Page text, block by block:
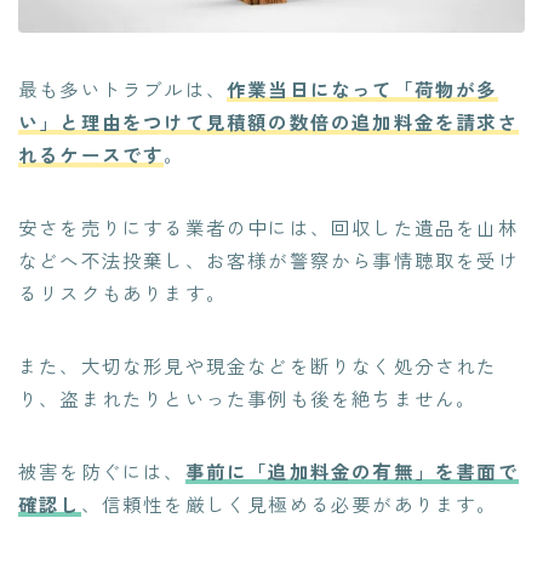
最も多いトラブルは、 作業当日になって「荷物が多
い」と理由をつけて見積額の数倍の追加料金を請求さ
れるケースです。
安さを売りにする業者の中には、回収した遺品を山林
などへ不法投棄し、お客様が警察から事情聴取を受け
るリスクもあります。
また、大切な形見や現金などを断りなく処分された
り、盗まれたりといった事例も後を絶ちません。
被害を防ぐには、 事前に「追加料金の有無」を書面で
確認し 、信頼性を厳しく見極める必要があります。